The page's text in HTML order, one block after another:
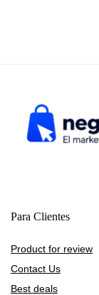
Para Clientes
Product for review
Contact Us
Best deals